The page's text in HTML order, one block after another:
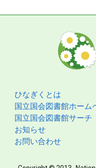
ひなぎくとは
国立国会図書館ホーム
国立国会図書館サーチ
お知らせ
お問い合わせ